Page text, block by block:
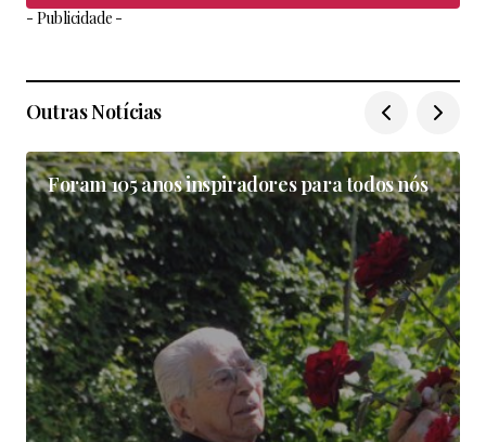
- Publicidade -
Outras Notícias
Foram 105 anos inspiradores para todos nós